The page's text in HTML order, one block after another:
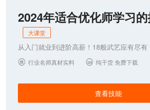
2024年适合优化师学习
大课堂
从入门就业到进阶高薪！18般武艺应有尽有
 行业名师真材实料  纯干货 免费下载
查看技能